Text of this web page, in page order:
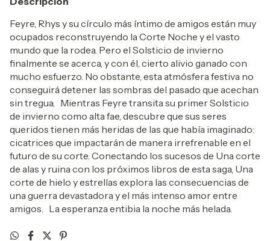
Feyre, Rhys y su círculo más íntimo de amigos están muy
ocupados reconstruyendo la Corte Noche y el vasto
mundo que la rodea. Pero el Solsticio de invierno
finalmente se acerca, y con él, cierto alivio ganado con
mucho esfuerzo. No obstante, esta atmósfera festiva no
conseguirá detener las sombras del pasado que acechan
sin tregua. Mientras Feyre transita su primer Solsticio
de invierno como alta fae, descubre que sus seres
queridos tienen más heridas de las que había imaginado:
cicatrices que impactarán de manera irrefrenable en el
futuro de su corte. Conectando los sucesos de Una corte
de alas y ruina con los próximos libros de esta saga, Una
corte de hielo y estrellas explora las consecuencias de
una guerra devastadora y el más intenso amor entre
amigos. La esperanza entibia la noche más helada.